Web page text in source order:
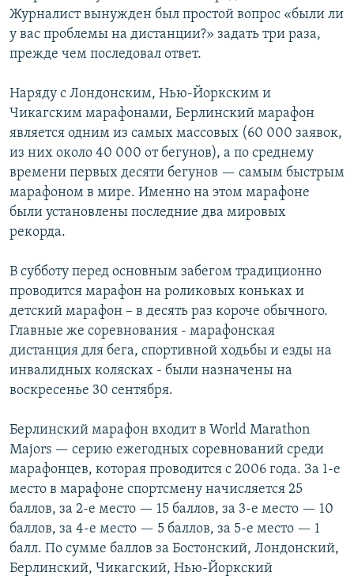
Журналист вынужден был простой вопрос «были ли
у вас проблемы на дистанции?» задать три раза,
прежде чем последовал ответ.
Наряду с Лондонским, Нью-Йоркским и
Чикагским марафонами, Берлинский марафон
является одним из самых массовых (60 000 заявок,
из них около 40 000 от бегунов), а по среднему
времени первых десяти бегунов — самым быстрым
марафоном в мире. Именно на этом марафоне
были установлены последние два мировых
рекорда.
В субботу перед основным забегом традиционно
проводится марафон на роликовых коньках и
детский марафон – в десять раз короче обычного.
Главные же соревнования - марафонская
дистанция для бега, спортивной ходьбы и езды на
инвалидных колясках - были назначены на
воскресенье 30 сентября.
Берлинский марафон входит в World Marathon
Majors — серию ежегодных соревнований среди
марафонцев, которая проводится с 2006 года. За 1-е
место в марафоне спортсмену начисляется 25
баллов, за 2-е место — 15 баллов, за 3-е место — 10
баллов, за 4-е место — 5 баллов, за 5-е место — 1
балл. По сумме баллов за Бостонский, Лондонский,
Берлинский, Чикагский, Нью-Йоркский